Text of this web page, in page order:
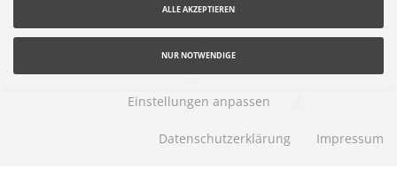
Akku-Service © 2026 |Ihren eShop gibt es bei
ified eCommerce Shopsoftware © 2009-2026
ALLE AKZEPTIEREN
NUR NOTWENDIGE
Einstellungen anpassen
Datenschutzerklärung Impressum